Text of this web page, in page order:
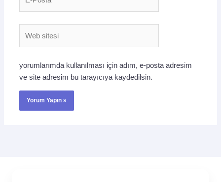
yorumlarımda kullanılması için adım, e-posta adresim
ve site adresim bu tarayıcıya kaydedilsin.